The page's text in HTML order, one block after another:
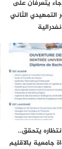
يتعرفان على
التمهيدي الثاني
يتحقق..
جامعية بالاقليم